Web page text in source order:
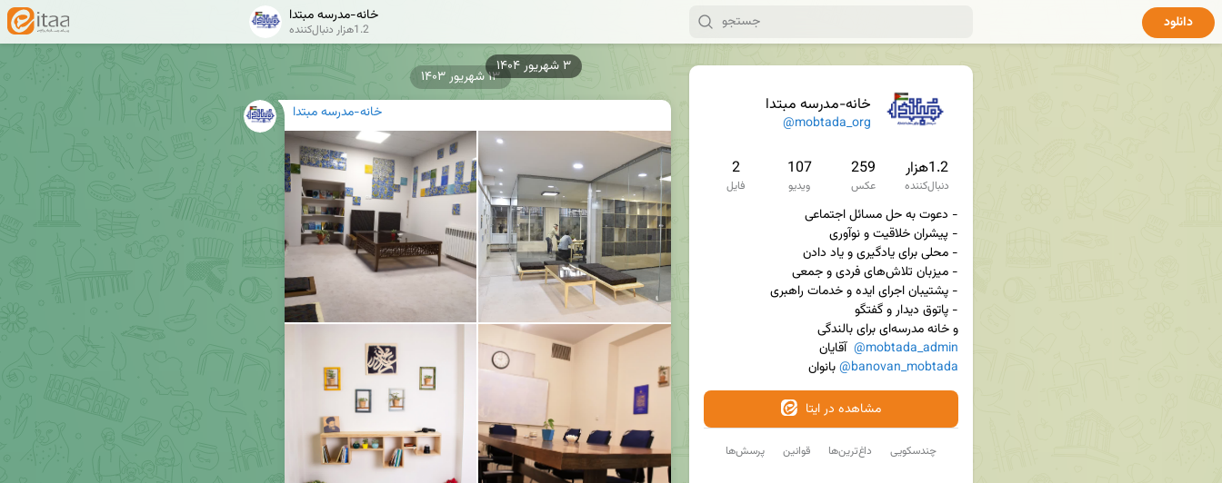
خانه-مدرسه مبتدا
@mobtada_org
1.2هزار
دنبال‌کننده
259
عکس
107
ویدیو
2
فایل
و خانه مدرسه‌ای برای بالندگی
@mobtada_admin
  آقایان
@banovan_mobtada بانوان
مشاهده در ایتا
پرسش‌ها قوانین داغ‌ترین‌ها چندسکویی
خانه-مدرسه مبتدا
1.2هزار دنبال‌کننده دانلود
خانه-مدرسه مبتدا
۱۳ شهریور ۱۴۰۳